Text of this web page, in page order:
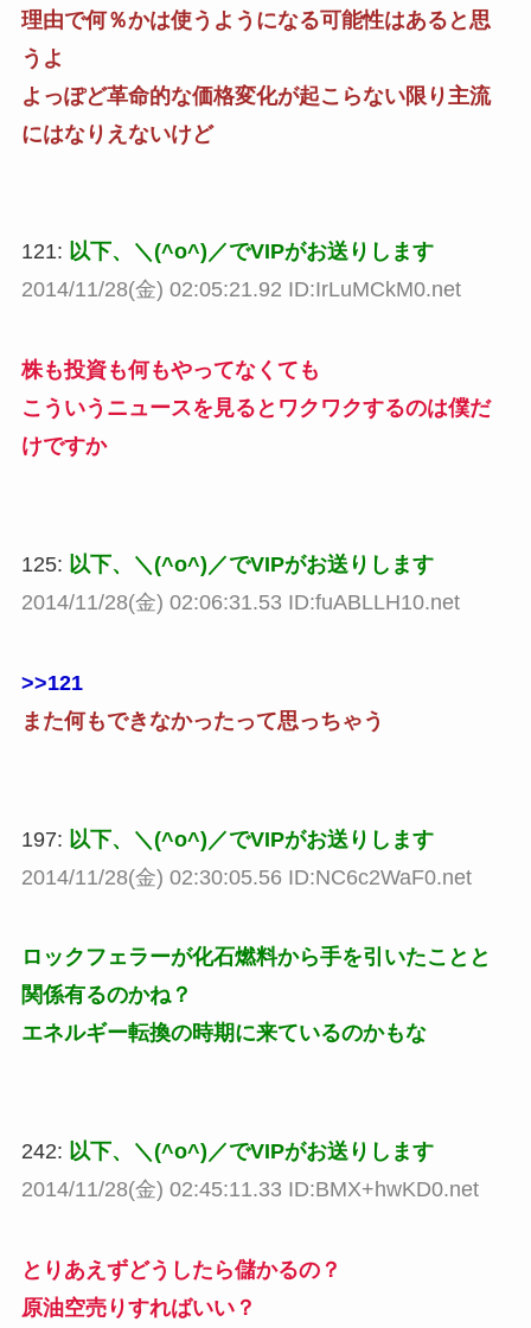
理由で何％かは使うようになる可能性はあると思
うよ
よっぽど革命的な価格変化が起こらない限り主流
にはなりえないけど
121: 以下、＼(^o^)／でVIPがお送りします
2014/11/28(金) 02:05:21.92 ID:IrLuMCkM0.net
株も投資も何もやってなくても
こういうニュースを見るとワクワクするのは僕だ
けですか
125: 以下、＼(^o^)／でVIPがお送りします
2014/11/28(金) 02:06:31.53 ID:fuABLLH10.net
>>121
また何もできなかったって思っちゃう
197: 以下、＼(^o^)／でVIPがお送りします
2014/11/28(金) 02:30:05.56 ID:NC6c2WaF0.net
ロックフェラーが化石燃料から手を引いたことと
関係有るのかね？
エネルギー転換の時期に来ているのかもな
242: 以下、＼(^o^)／でVIPがお送りします
2014/11/28(金) 02:45:11.33 ID:BMX+hwKD0.net
とりあえずどうしたら儲かるの？
原油空売りすればいい？